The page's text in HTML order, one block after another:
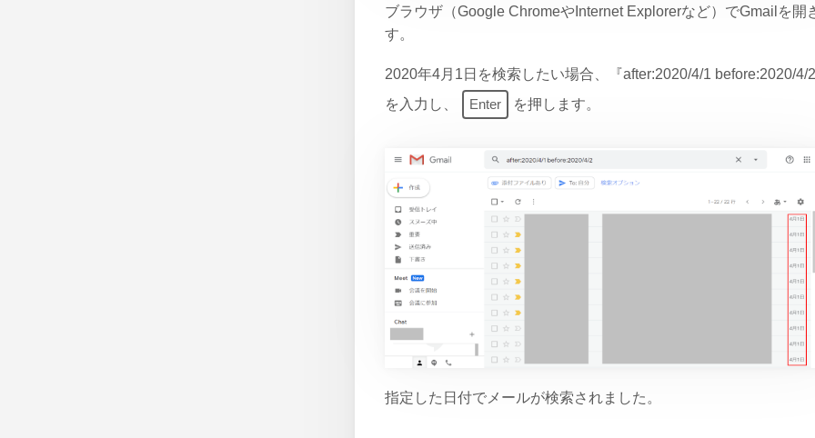
ブラウザ（Google ChromeやInternet Explorerなど）でGmailを開
す。
2020年4月1日を検索したい場合、『after:2020/4/1 before:2020/4/
を入力し、
Enter を押します。
指定した日付でメールが検索されました。